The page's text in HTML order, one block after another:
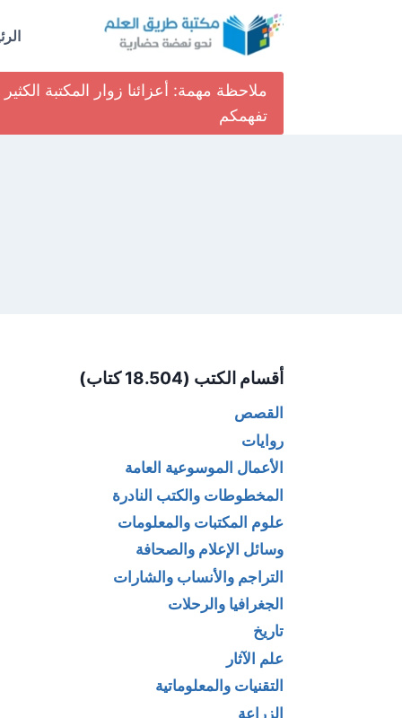
ملاحظة مهمة: أعزائنا زوار المكتبة
تفهمكم
أقسام الكتب (18.504 كتاب)
القصص
روايات
الأعمال الموسوعية العامة
المخطوطات والكتب النادرة
علوم المكتبات والمعلومات
وسائل الإعلام والصحافة
التراجم والأنساب والشارات
الجغرافيا والرحلات
تاريخ
علم الآثار
التقنيات والمعلوماتية
الزراعة